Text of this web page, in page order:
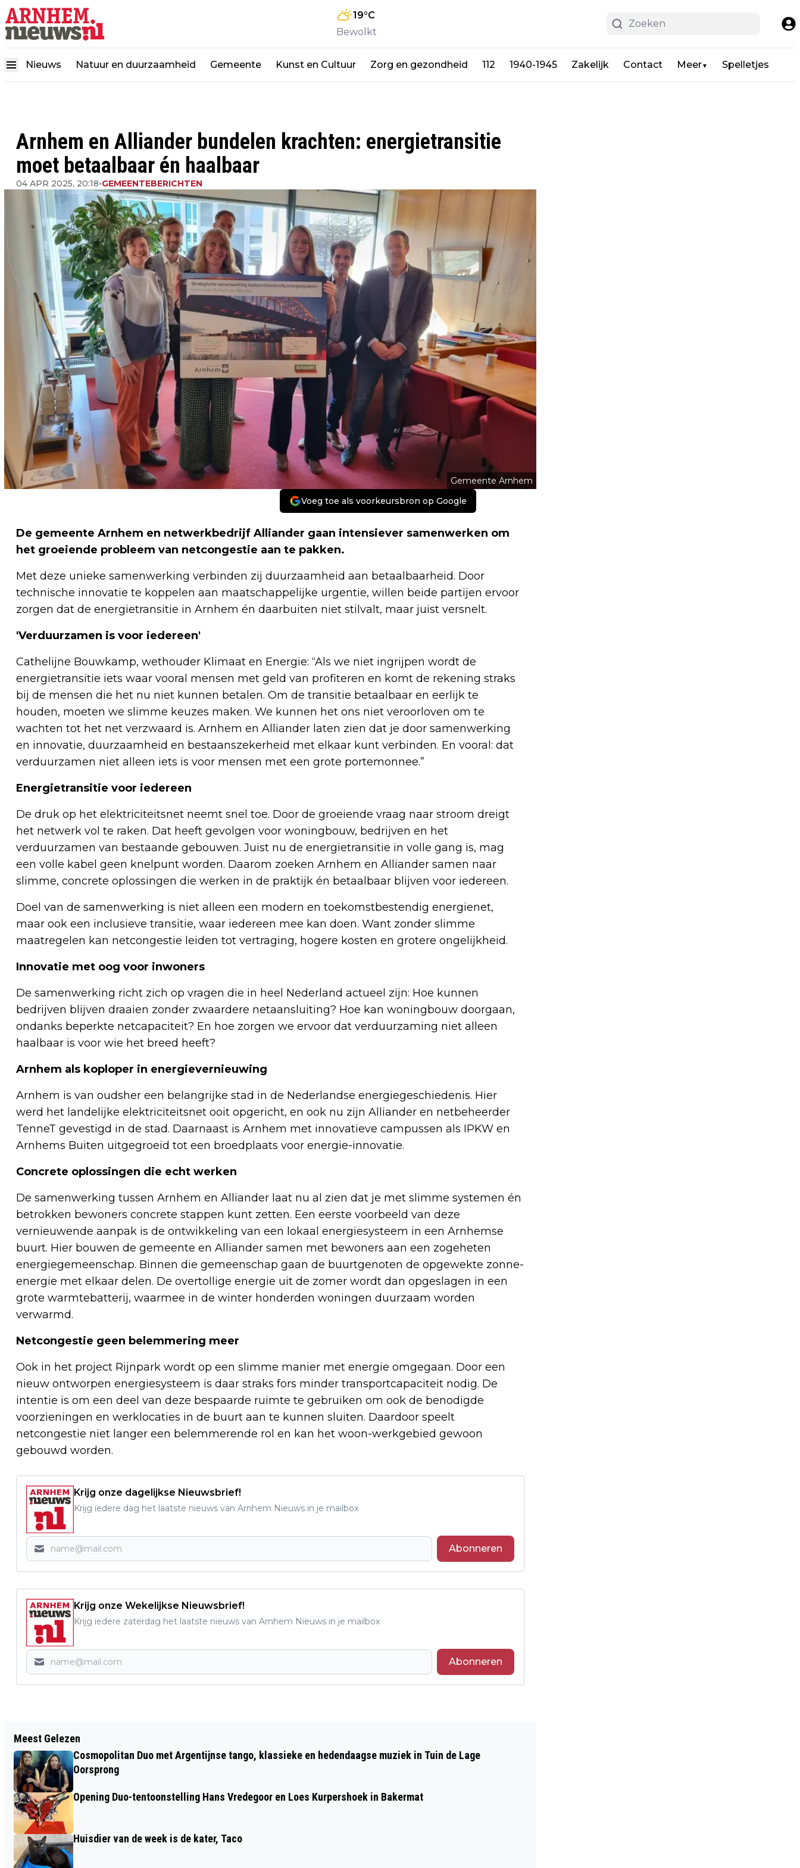
19°C
Bewolkt
Nieuws Natuur en duurzaamheid Gemeente Kunst en Cultuur Zorg en gezondheid 112 1940-1945 Zakelijk Contact Meer▼ Spelletjes
Arnhem en Alliander bundelen krachten: energietransitie
moet betaalbaar én haalbaar
04 APR 2025, 20:18•GEMEENTEBERICHTEN
Gemeente Arnhem
Voeg toe als voorkeursbron op Google
De gemeente Arnhem en netwerkbedrijf Alliander gaan intensiever samenwerken om
het groeiende probleem van netcongestie aan te pakken.
Met deze unieke samenwerking verbinden zij duurzaamheid aan betaalbaarheid. Door
technische innovatie te koppelen aan maatschappelijke urgentie, willen beide partijen ervoor
zorgen dat de energietransitie in Arnhem én daarbuiten niet stilvalt, maar juist versnelt.
'Verduurzamen is voor iedereen'
Cathelijne Bouwkamp, wethouder Klimaat en Energie: “Als we niet ingrijpen wordt de
energietransitie iets waar vooral mensen met geld van profiteren en komt de rekening straks
bij de mensen die het nu niet kunnen betalen. Om de transitie betaalbaar en eerlijk te
houden, moeten we slimme keuzes maken. We kunnen het ons niet veroorloven om te
wachten tot het net verzwaard is. Arnhem en Alliander laten zien dat je door samenwerking
en innovatie, duurzaamheid en bestaanszekerheid met elkaar kunt verbinden. En vooral: dat
verduurzamen niet alleen iets is voor mensen met een grote portemonnee.”
Energietransitie voor iedereen
De druk op het elektriciteitsnet neemt snel toe. Door de groeiende vraag naar stroom dreigt
het netwerk vol te raken. Dat heeft gevolgen voor woningbouw, bedrijven en het
verduurzamen van bestaande gebouwen. Juist nu de energietransitie in volle gang is, mag
een volle kabel geen knelpunt worden. Daarom zoeken Arnhem en Alliander samen naar
slimme, concrete oplossingen die werken in de praktijk én betaalbaar blijven voor iedereen.
Doel van de samenwerking is niet alleen een modern en toekomstbestendig energienet,
maar ook een inclusieve transitie, waar iedereen mee kan doen. Want zonder slimme
maatregelen kan netcongestie leiden tot vertraging, hogere kosten en grotere ongelijkheid.
Innovatie met oog voor inwoners
De samenwerking richt zich op vragen die in heel Nederland actueel zijn: Hoe kunnen
bedrijven blijven draaien zonder zwaardere netaansluiting? Hoe kan woningbouw doorgaan,
ondanks beperkte netcapaciteit? En hoe zorgen we ervoor dat verduurzaming niet alleen
haalbaar is voor wie het breed heeft?
Arnhem als koploper in energievernieuwing
Arnhem is van oudsher een belangrijke stad in de Nederlandse energiegeschiedenis. Hier
werd het landelijke elektriciteitsnet ooit opgericht, en ook nu zijn Alliander en netbeheerder
TenneT gevestigd in de stad. Daarnaast is Arnhem met innovatieve campussen als IPKW en
Arnhems Buiten uitgegroeid tot een broedplaats voor energie-innovatie.
Concrete oplossingen die echt werken
De samenwerking tussen Arnhem en Alliander laat nu al zien dat je met slimme systemen én
betrokken bewoners concrete stappen kunt zetten. Een eerste voorbeeld van deze
vernieuwende aanpak is de ontwikkeling van een lokaal energiesysteem in een Arnhemse
buurt. Hier bouwen de gemeente en Alliander samen met bewoners aan een zogeheten
energiegemeenschap. Binnen die gemeenschap gaan de buurtgenoten de opgewekte zonne-
energie met elkaar delen. De overtollige energie uit de zomer wordt dan opgeslagen in een
grote warmtebatterij, waarmee in de winter honderden woningen duurzaam worden
verwarmd.
Netcongestie geen belemmering meer
Ook in het project Rijnpark wordt op een slimme manier met energie omgegaan. Door een
nieuw ontworpen energiesysteem is daar straks fors minder transportcapaciteit nodig. De
intentie is om een deel van deze bespaarde ruimte te gebruiken om ook de benodigde
voorzieningen en werklocaties in de buurt aan te kunnen sluiten. Daardoor speelt
netcongestie niet langer een belemmerende rol en kan het woon-werkgebied gewoon
gebouwd worden.
Krijg onze dagelijkse Nieuwsbrief!
Krijg iedere dag het laatste nieuws van Arnhem Nieuws in je mailbox
Abonneren
Krijg onze Wekelijkse Nieuwsbrief!
Krijg iedere zaterdag het laatste nieuws van Arnhem Nieuws in je mailbox
Abonneren
TIJDELIJKE TENTOONSTELLING
BRONBEEK; HELLSHIPS, GEVANGEN OP
ZEE
VAN STICHTING MANTELZORG ARNHEM
Meest Gelezen
Cosmopolitan Duo met Argentijnse tango, klassieke en hedendaagse muziek in Tuin de Lage
Oorsprong
Opening Duo-tentoonstelling Hans Vredegoor en Loes Kurpershoek in Bakermat
Huisdier van de week is de kater, Taco